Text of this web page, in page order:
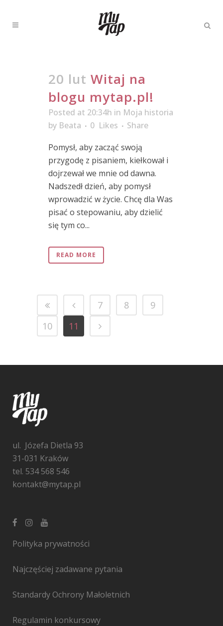
20 lut Witaj na
blogu mytap.pl!
Posted at 20:34h in Moja historia
by Beata 0 Likes
Share
Pomysł, aby zacząć swoją
przygodę z pisaniem, kiełkował i
dojrzewał we mnie od dawna.
Nadszedł dzień, aby pomysł
wprowadzić w życie. Chcę dla Was
pisać o stepowaniu, aby dzielić
się tym co...
READ MORE
7 8
9
10
11
ul. Józefa Dietla 93
31-031 Kraków
tel. 534 568 546
kontakt@mytap.pl
Polityka prywatności
Najczęściej zadawane pytania
Standardy Ochrony Małoletnich
Regulamin konkursowy